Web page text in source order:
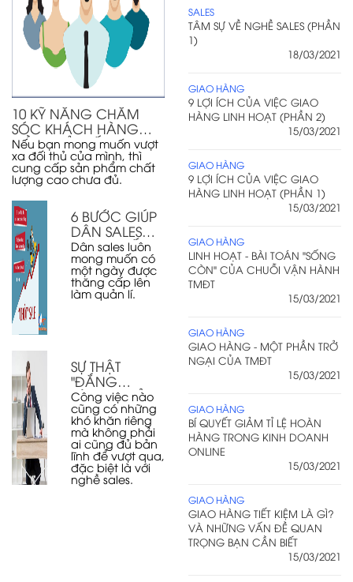
10 KỸ NĂNG CHĂM
SÓC KHÁCH HÀNG
CẦN PHẢI BIẾT
Nếu bạn mong muốn vượt
xa đối thủ của mình, thì
cung cấp sản phẩm chất
lượng cao chưa đủ.
6 BƯỚC GIÚP
DÂN SALES
THĂNG TIẾN
TRONG SỰ
NGHIỆP
Dân sales luôn
mong muốn có
một ngày được
thăng cấp lên
làm quản lí.
SỰ THẬT
"ĐẮNG
LÒNG" CHỈ
DÂN SALE
MỚI HIỂU
Công việc nào
cũng có những
khó khăn riêng
mà không phải
ai cũng đủ bản
lĩnh để vượt qua,
đặc biệt là với
nghề sales.
SALES
TÂM SỰ VỀ NGHỀ SALES (PHẦN
1)
18/03/2021
GIAO HÀNG
9 LỢI ÍCH CỦA VIỆC GIAO
HÀNG LINH HOẠT (PHẦN 2)
15/03/2021
GIAO HÀNG
9 LỢI ÍCH CỦA VIỆC GIAO
HÀNG LINH HOẠT (PHẦN 1)
15/03/2021
GIAO HÀNG
LINH HOẠT - BÀI TOÁN "SỐNG
CÒN" CỦA CHUỖI VẬN HÀNH
TMĐT
15/03/2021
GIAO HÀNG
GIAO HÀNG - MỘT PHẦN TRỞ
NGẠI CỦA TMĐT
15/03/2021
GIAO HÀNG
BÍ QUYẾT GIẢM TỈ LỆ HOÀN
HÀNG TRONG KINH DOANH
ONLINE
15/03/2021
GIAO HÀNG
GIAO HÀNG TIẾT KIỆM LÀ GÌ?
VÀ NHỮNG VẤN ĐỀ QUAN
TRỌNG BẠN CẦN BIẾT
15/03/2021